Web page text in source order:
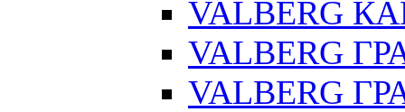
VALBERG
VALBERG
VALBERG